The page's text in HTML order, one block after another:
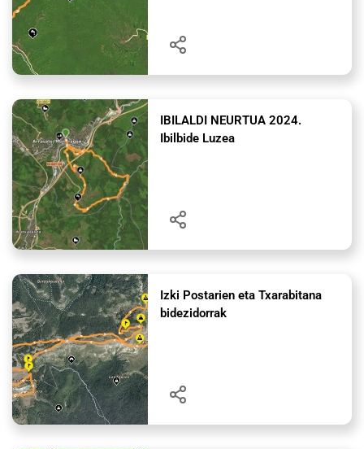
IBILALDI NEURTUA 2024.
Ibilbide Luzea
Izki Postarien eta Txarabitana
bidezidorrak